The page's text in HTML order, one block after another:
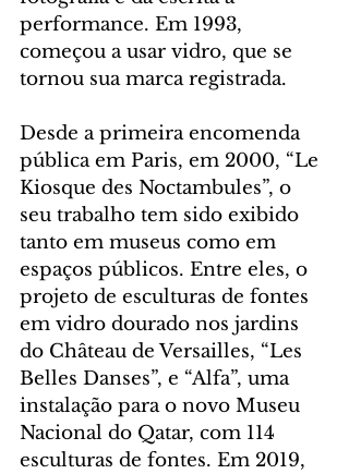
performance. Em 1993,
começou a usar vidro, que se
tornou sua marca registrada.
Desde a primeira encomenda
pública em Paris, em 2000, “Le
Kiosque des Noctambules”, o
seu trabalho tem sido exibido
tanto em museus como em
espaços públicos. Entre eles, o
projeto de esculturas de fontes
em vidro dourado nos jardins
do Château de Versailles, “Les
Belles Danses”, e “Alfa”, uma
instalação para o novo Museu
Nacional do Qatar, com 114
esculturas de fontes. Em 2019,